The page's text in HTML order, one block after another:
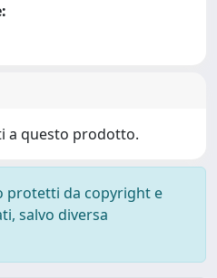
a questo prodotto.
protetti da copyright e
salvo diversa